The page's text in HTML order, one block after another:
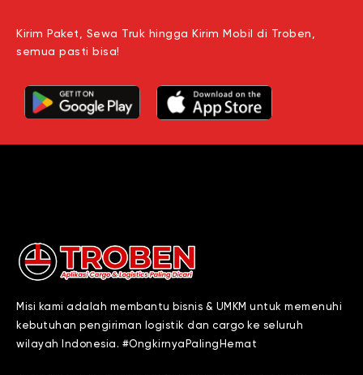
Kirim Paket, Sewa Truk hingga Kirim Mobil di Troben,
semua pasti bisa!
Misi kami adalah membantu bisnis & UMKM untuk memenuhi
kebutuhan pengiriman logistik dan cargo ke seluruh
wilayah Indonesia. #OngkirnyaPalingHemat